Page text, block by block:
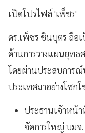
เปิดโปรไฟล์ 'เพ็ชร'
ดร.เพ็ชร ชินบุตร ถือ
ด้านการวางแผนยุทธ
โดยผ่านประสบการณ์
ประเทศมาอย่างโชก
ประธานเจ้าหน้
จัดการใหญ่ บม